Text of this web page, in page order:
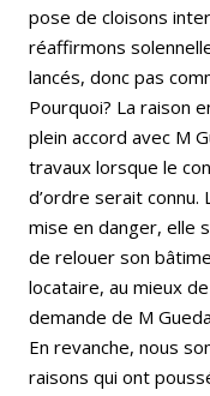
pose de cloisons
réaffirmons
lancés, donc pas
Pourquoi? La raison
plein accord avec M
travaux lorsque le
d’ordre serait connu.
mise en danger, elle
de relouer son
locataire, au mieux
demande de M
En revanche, nous
raisons qui ont